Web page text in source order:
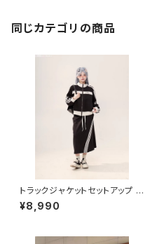
同じカテゴリの商品
トラックジャケットセットアップ 1
013-240905001set
¥8,990